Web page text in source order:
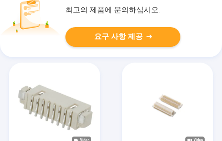
최고의 제품에 문의하십시오.
요구 사항 제공